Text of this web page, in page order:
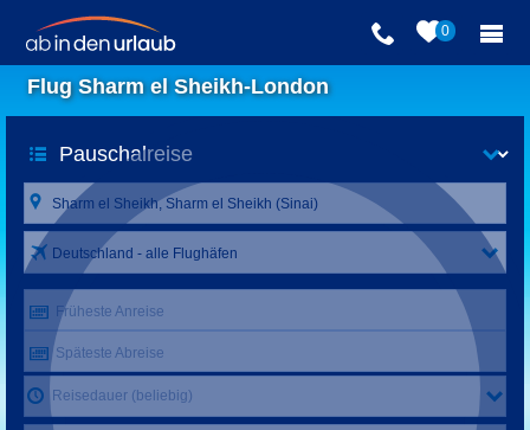
0
Flug Sharm el Sheikh-London
Deutschland - alle Flughäfen
Früheste Anreise
Späteste Abreise
Reisedauer (beliebig)